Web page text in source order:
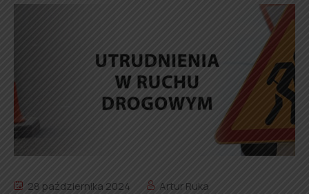
28 października 2024 Artur Ruka